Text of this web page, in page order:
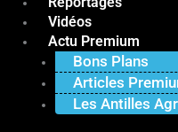
Vidéos
Actu Premium
Bons Plans
Articles
Les Antilles